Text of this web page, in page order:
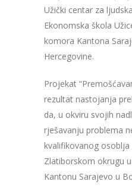
Užički centar za
Ekonomska škola
komora Kantona
Hercegovine.
Projekat
rezultat nastojanja
da, u okviru svojih
rješavanju problema
kvalifikovanog
Zlatiborskom okrugu
Kantonu Sarajevo u